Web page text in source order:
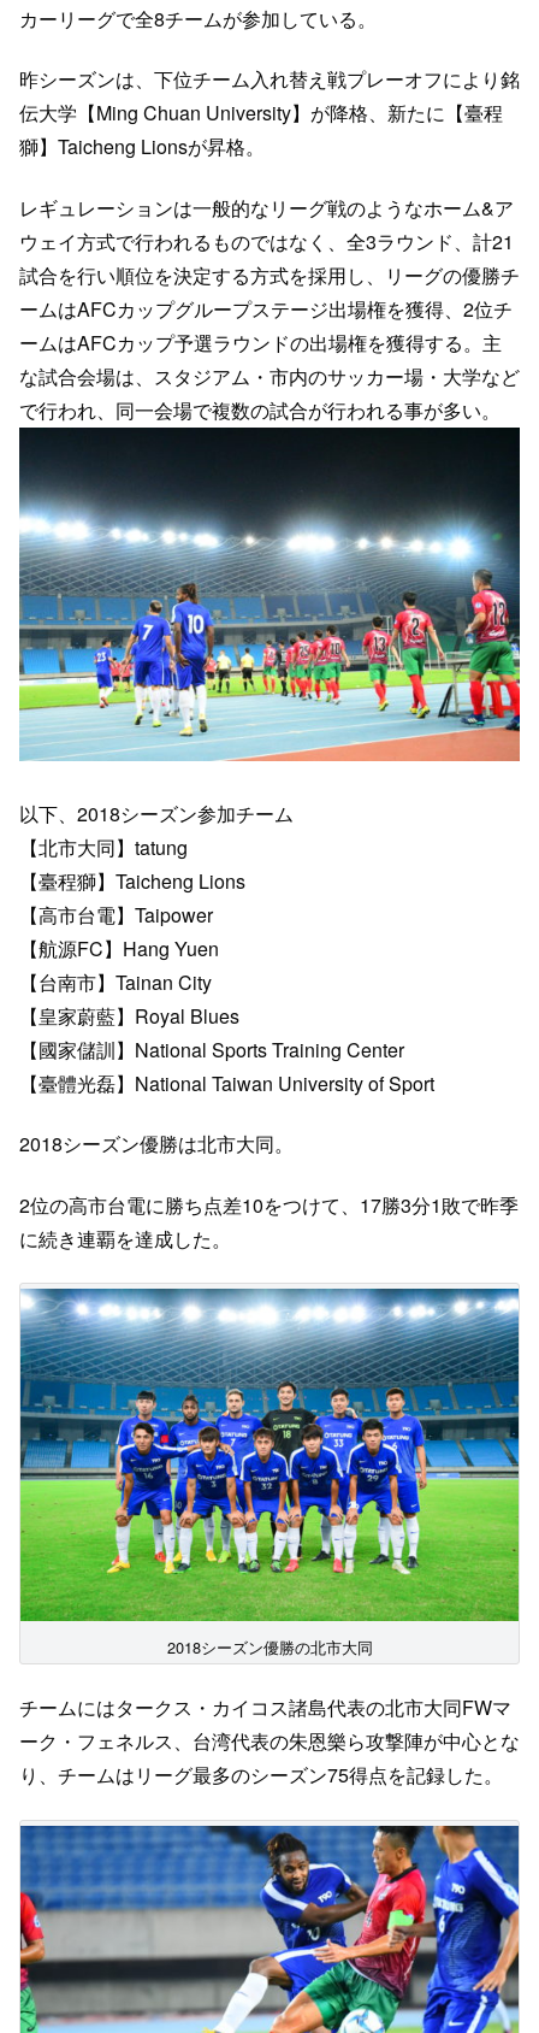
カーリーグで全8チームが参加している。
昨シーズンは、下位チーム入れ替え戦プレーオフにより銘
伝大学【Ming Chuan University】が降格、新たに【臺程
獅】Taicheng Lionsが昇格。
レギュレーションは一般的なリーグ戦のようなホーム&ア
ウェイ方式で行われるものではなく、全3ラウンド、計21
試合を行い順位を決定する方式を採用し、リーグの優勝チ
ームはAFCカップグループステージ出場権を獲得、2位チ
ームはAFCカップ予選ラウンドの出場権を獲得する。主
な試合会場は、スタジアム・市内のサッカー場・大学など
で行われ、同一会場で複数の試合が行われる事が多い。
以下、2018シーズン参加チーム
【北市大同】tatung
【臺程獅】Taicheng Lions
【高市台電】Taipower
【航源FC】Hang Yuen
【台南市】Tainan City
【皇家蔚藍】Royal Blues
【國家儲訓】National Sports Training Center
【臺體光磊】National Taiwan University of Sport
2018シーズン優勝は北市大同。
2位の高市台電に勝ち点差10をつけて、17勝3分1敗で昨季
に続き連覇を達成した。
2018シーズン優勝の北市大同
チームにはタークス・カイコス諸島代表の北市大同FWマ
ーク・フェネルス、台湾代表の朱恩樂ら攻撃陣が中心とな
り、チームはリーグ最多のシーズン75得点を記録した。